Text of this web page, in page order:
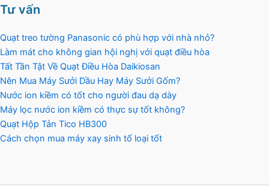
Tư vấn
Quạt treo tường Panasonic có phù hợp với nhà nhỏ?
Làm mát cho không gian hội nghị với quạt điều hòa
Tất Tần Tật Về Quạt Điều Hòa Daikiosan
Nên Mua Máy Sưởi Dầu Hay Máy Sưởi Gốm?
Nước ion kiềm có tốt cho người đau dạ dày
Máy lọc nước ion kiềm có thực sự tốt không?
Quạt Hộp Tản Tico HB300
Cách chọn mua máy xay sinh tố loại tốt